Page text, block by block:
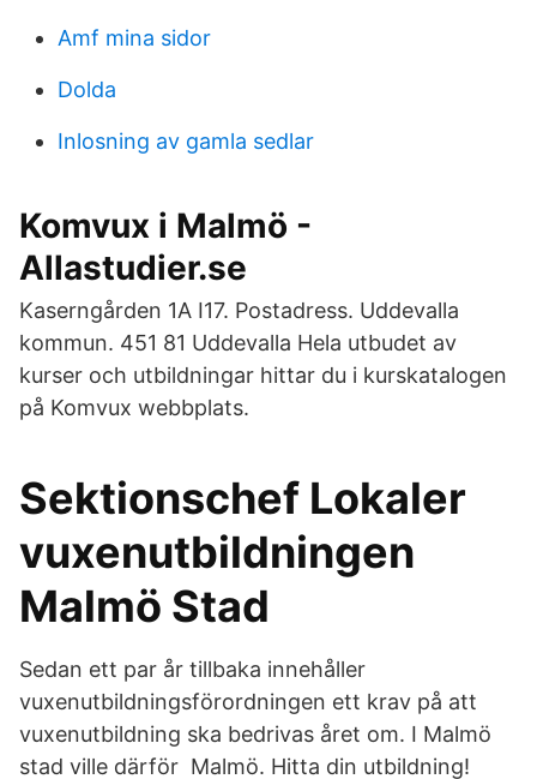
Amf mina sidor
Dolda
Inlosning av gamla sedlar
Komvux i Malmö -
Allastudier.se
Kaserngården 1A I17. Postadress. Uddevalla
kommun. 451 81 Uddevalla Hela utbudet av
kurser och utbildningar hittar du i kurskatalogen
på Komvux webbplats.
Sektionschef Lokaler
vuxenutbildningen
Malmö Stad
Sedan ett par år tillbaka innehåller
vuxenutbildningsförordningen ett krav på att
vuxenutbildning ska bedrivas året om. I Malmö
stad ville därför Malmö. Hitta din utbildning!